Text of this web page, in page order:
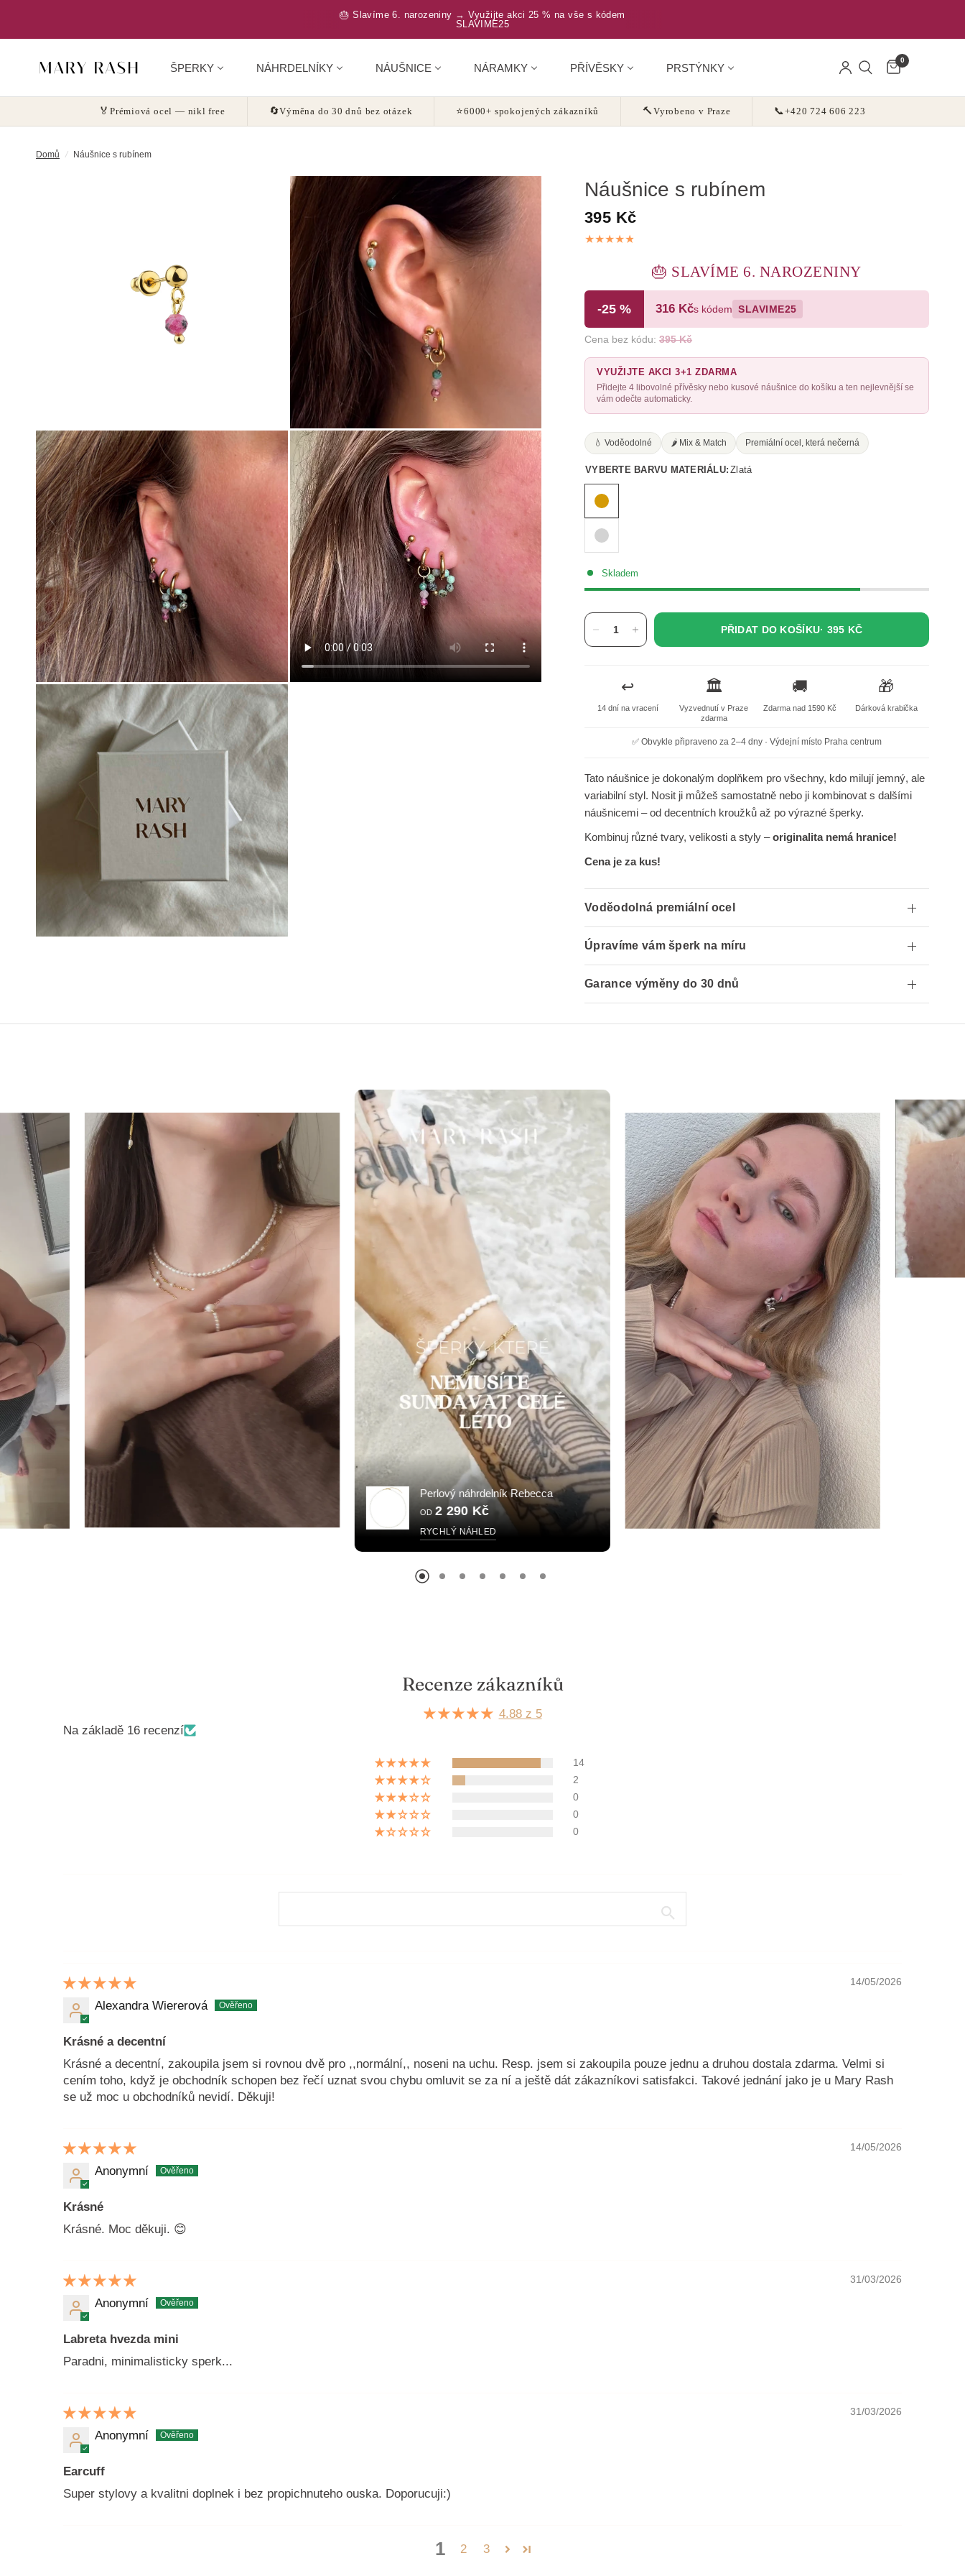
🎂 Slavíme 6. narozeniny → Využijte akci 25 % na vše s kódem
SLAVIME25
ŠPERKY NÁHRDELNÍKY NÁUŠNICE NÁRAMKY PŘÍVĚSKY PRSTÝNKY
0
🏅Prémiová ocel — nikl free 🔄Výměna do 30 dnů bez otázek ⭐6000+ spokojených zákazníků 🔨Vyrobeno v Praze 📞+420 724 606 223
Domů / Náušnice s rubínem
Náušnice s rubínem
395 Kč
🎂 SLAVÍME 6. NAROZENINY
-25 % 316 Kčs kódem SLAVIME25
Cena bez kódu:395 Kč
VYUŽIJTE AKCI 3+1 ZDARMA
Přidejte 4 libovolné přívěsky nebo kusové náušnice do košíku a ten nejlevnější se
vám odečte automaticky.
💧 Voděodolné 🌶️ Mix & Match Premiální ocel, která nečerná
VYBERTE BARVU MATERIÁLU: Zlatá
Skladem
PŘIDAT DO KOŠÍKU· 395 KČ
↩️
14 dní na vracení
🏛️
Vyzvednutí v Praze
zdarma
🚚
Zdarma nad 1590 Kč
🎁
Dárková krabička
✅ Obvykle připraveno za 2–4 dny · Výdejní místo Praha centrum
Tato náušnice je dokonalým doplňkem pro všechny, kdo milují jemný, ale
variabilní styl. Nosit ji můžeš samostatně nebo ji kombinovat s dalšími
náušnicemi – od decentních kroužků až po výrazné šperky.
Kombinuj různé tvary, velikosti a styly –originalita nemá hranice!
Cena je za kus!
Voděodolná premiální ocel
Úpravíme vám šperk na míru
Garance výměny do 30 dnů
Perlový náhrdelník Rebecca
OD 2 290 Kč
RYCHLÝ NÁHLED
Jemný náhrdelník Eva
OD1 890 Kč
Perlový náhrdelník Lola
OD1 890 Kč
Recenze zákazníků
4.88 z 5
Na základě 16 recenzí
14
2
0
0
0
14/05/2026
Alexandra Wiererová
Krásné a decentní
Krásné a decentní, zakoupila jsem si rovnou dvě pro ,,normální,, noseni na uchu. Resp. jsem si zakoupila pouze jednu a druhou dostala zdarma. Velmi si
cením toho, když je obchodník schopen bez řečí uznat svou chybu omluvit se za ní a ještě dát zákazníkovi satisfakci. Takové jednání jako je u Mary Rash
se už moc u obchodníků nevidí. Děkuji!
14/05/2026
Anonymní
Krásné
Krásné. Moc děkuji. 😊
31/03/2026
Anonymní
Labreta hvezda mini
Paradni, minimalisticky sperk...
31/03/2026
Anonymní
Earcuff
Super stylovy a kvalitni doplnek i bez propichnuteho ouska. Doporucuji:)
1 2 3